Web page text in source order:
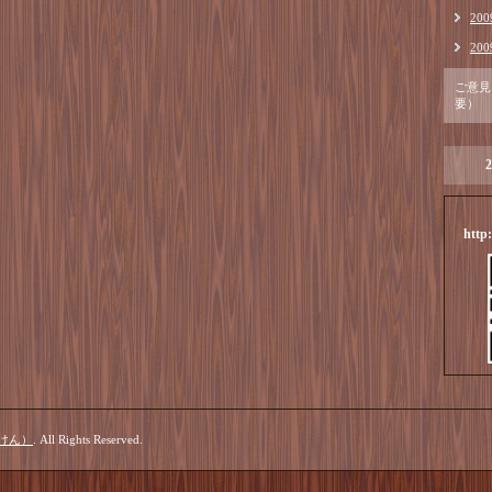
ご意
要）
ん） . All Rights Reserved.